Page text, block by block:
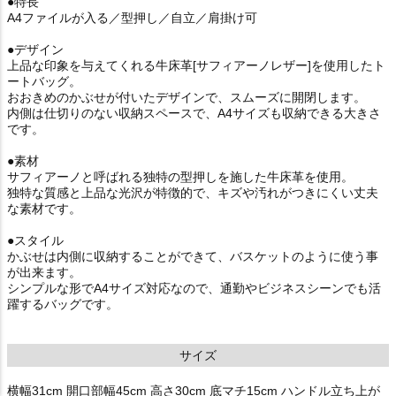
A4ファイルが入る／型押し／自立／肩掛け可
●デザイン
上品な印象を与えてくれる牛床革[サフィアーノレザー]を使用したト
ートバッグ。
おおきめのかぶせが付いたデザインで、スムーズに開閉します。
内側は仕切りのない収納スペースで、A4サイズも収納できる大きさ
です。
●素材
サフィアーノと呼ばれる独特の型押しを施した牛床革を使用。
独特な質感と上品な光沢が特徴的で、キズや汚れがつきにくい丈夫
な素材です。
●スタイル
かぶせは内側に収納することができて、バスケットのように使う事
が出来ます。
シンプルな形でA4サイズ対応なので、通勤やビジネスシーンでも活
躍するバッグです。
サイズ
横幅31cm 開口部幅45cm 高さ30cm 底マチ15cm ハンドル立ち上が